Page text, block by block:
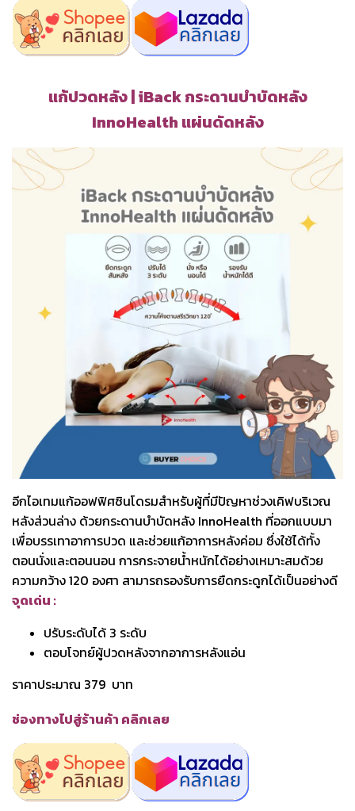
แก้ปวดหลัง | iBack กระดานบำบัดหลัง
InnoHealth แผ่นดัดหลัง
อีกไอเทมแก้ออฟฟิศซินโดรมสำหรับผู้ที่มีปัญหาช่วงเคิฟบริเวณ
หลังส่วนล่าง ด้วยกระดานบำบัดหลัง InnoHealth ที่ออกแบบมา
เพื่อบรรเทาอาการปวด และช่วยแก้อาการหลังค่อม ซึ่งใช้ได้ทั้ง
ตอนนั่งและตอนนอน การกระจายน้ำหนักได้อย่างเหมาะสมด้วย
ความกว้าง 120 องศา สามารถรองรับการยืดกระดูกได้เป็นอย่างดี
จุดเด่น :
ปรับระดับได้ 3 ระดับ
ตอบโจทย์ผู้ปวดหลังจากอาการหลังแอ่น
ราคาประมาณ 379 บาท
ช่องทางไปสู่ร้านค้า คลิกเลย